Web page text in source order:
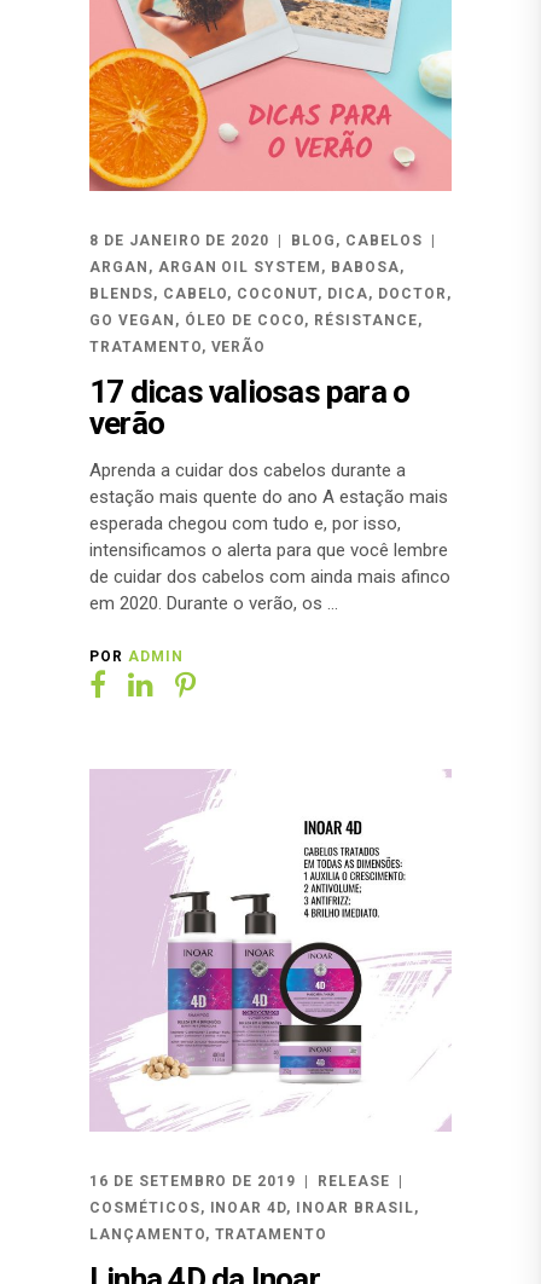
8 DE JANEIRO DE 2020 BLOG , CABELOS
ARGAN , ARGAN OIL SYSTEM , BABOSA,
BLENDS, CABELO, COCONUT, DICA, DOCTOR ,
GO VEGAN , ÓLEO DE COCO, RÉSISTANCE,
TRATAMENTO, VERÃO
17 dicas valiosas para o
verão
Aprenda a cuidar dos cabelos durante a
estação mais quente do ano A estação mais
esperada chegou com tudo e, por isso,
intensificamos o alerta para que você lembre
de cuidar dos cabelos com ainda mais afinco
em 2020. Durante o verão, os
POR ADMIN
16 DE SETEMBRO DE 2019
RELEASE
COSMÉTICOS, INOAR 4D, INOAR BRASIL,
LANÇAMENTO, TRATAMENTO